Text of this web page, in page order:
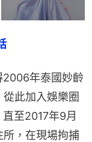
2006年泰國妙齡
此加入娛樂圈
至2017年9月
，在現場拘捕